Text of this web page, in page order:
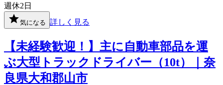
週休2日
気になる 詳しく見る
【未経験歓迎！】主に自動車部品を運
ぶ大型トラックドライバー（10t）｜奈
良県大和郡山市